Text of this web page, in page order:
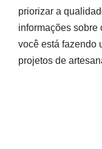
priorizar a
informações sobre
você está fazendo
projetos de